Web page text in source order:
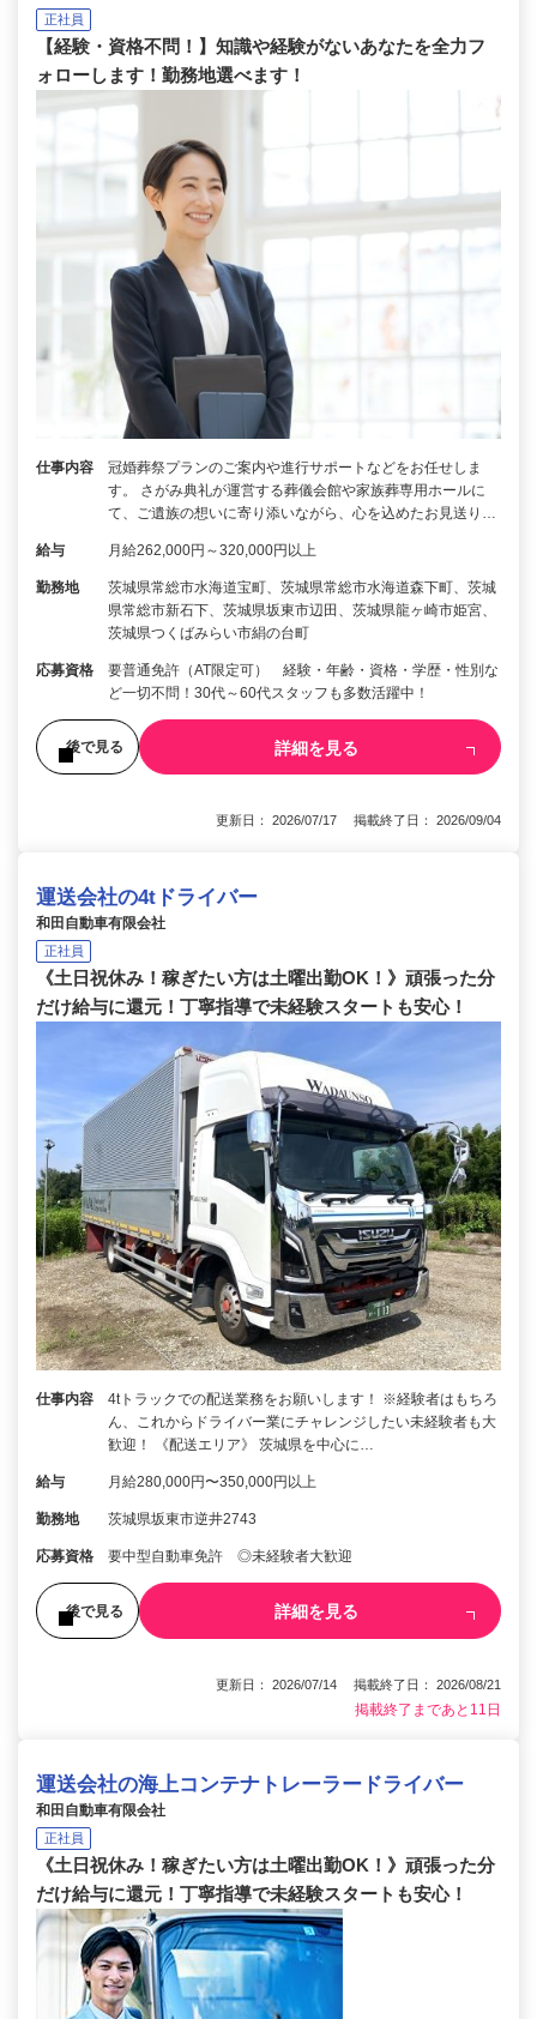
正社員
【経験・資格不問！】知識や経験がないあなたを全力フ
ォローします！勤務地選べます！
仕事内容
冠婚葬祭プランのご案内や進行サポートなどをお任せしま
す。 さがみ典礼が運営する葬儀会館や家族葬専用ホールに
て、ご遺族の想いに寄り添いながら、心を込めたお見送り…
給与 月給262,000円～320,000円以上
勤務地
茨城県常総市水海道宝町、茨城県常総市水海道森下町、茨城
県常総市新石下、茨城県坂東市辺田、茨城県龍ヶ崎市姫宮、
茨城県つくばみらい市絹の台町
応募資格
要普通免許（AT限定可） 経験・年齢・資格・学歴・性別な
ど一切不問！30代～60代スタッフも多数活躍中！
後で見る 詳細を見る
更新日： 2026/07/17 掲載終了日： 2026/09/04
運送会社の4tドライバー
和田自動車有限会社
正社員
《土日祝休み！稼ぎたい方は土曜出勤OK！》頑張った分
だけ給与に還元！丁寧指導で未経験スタートも安心！
仕事内容
4tトラックでの配送業務をお願いします！ ※経験者はもちろ
ん、これからドライバー業にチャレンジしたい未経験者も大
歓迎！ 《配送エリア》 茨城県を中心に…
給与 月給280,000円〜350,000円以上
勤務地 茨城県坂東市逆井2743
応募資格 要中型自動車免許 ◎未経験者大歓迎
後で見る 詳細を見る
更新日： 2026/07/14 掲載終了日： 2026/08/21
掲載終了まであと11日
運送会社の海上コンテナトレーラードライバー
和田自動車有限会社
正社員
《土日祝休み！稼ぎたい方は土曜出勤OK！》頑張った分
だけ給与に還元！丁寧指導で未経験スタートも安心！